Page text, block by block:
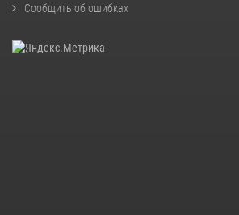
Сообщить об ошибках